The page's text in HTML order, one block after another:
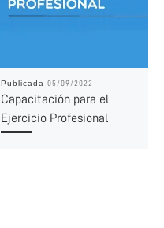
Publicada 05/09/2022
Capacitación para el
Ejercicio Profesional